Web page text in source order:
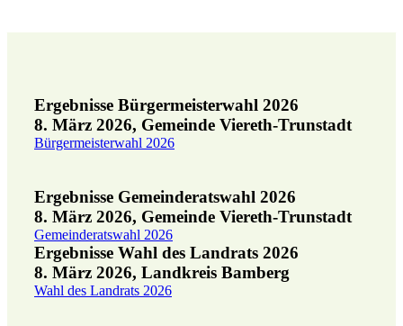
Ergebnisse Bürgermeisterwahl 2026
8. März 2026, Gemeinde Viereth-Trunstadt
Bürgermeisterwahl 2026
Ergebnisse Gemeinderatswahl 2026
8. März 2026, Gemeinde Viereth-Trunstadt
Gemeinderatswahl 2026
Ergebnisse Wahl des Landrats 2026
8. März 2026, Landkreis Bamberg
Wahl des Landrats 2026